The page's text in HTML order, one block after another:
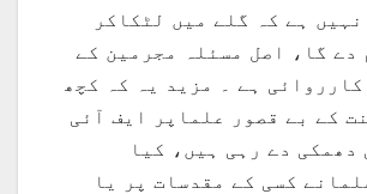
ہے کہ گلے میں لٹکاکر
دے گا، اصل مسئلہ مجرمین کے
کارروائی ہے ۔ مزید یہ کہ کچھ
کے بے قصور علماپر ایف آئی
دھمکی دے رہی ہیں، کیا
کسی کے مقدسات پر یا